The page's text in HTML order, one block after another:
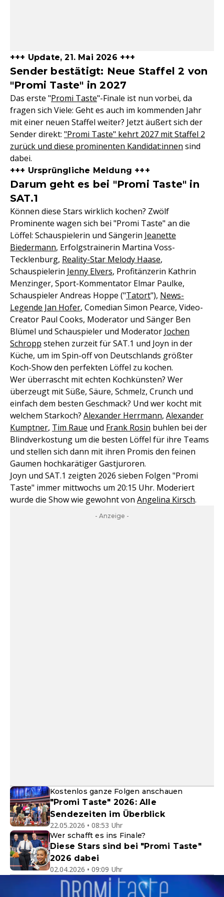
+++ Update, 21. Mai 2026 +++
Sender bestätigt: Neue Staffel 2 von
"Promi Taste" in 2027
Das erste "Promi Taste"-Finale ist nun vorbei, da
fragen sich Viele: Geht es auch im kommenden Jahr
mit einer neuen Staffel weiter? Jetzt äußert sich der
Sender direkt: "Promi Taste" kehrt 2027 mit Staffel 2
zurück und diese prominenten Kandidat:innen sind
dabei.
+++ Ursprüngliche Meldung +++
Darum geht es bei "Promi Taste" in
SAT.1
Können diese Stars wirklich kochen? Zwölf
Prominente wagen sich bei "Promi Taste" an die
Löffel: Schauspielerin und Sängerin Jeanette
Biedermann, Erfolgstrainerin Martina Voss-
Tecklenburg, Reality-Star Melody Haase,
Schauspielerin Jenny Elvers, Profitänzerin Kathrin
Menzinger, Sport-Kommentator Elmar Paulke,
Schauspieler Andreas Hoppe ("Tatort"), News-
Legende Jan Hofer, Comedian Simon Pearce, Video-
Creator Paul Cooks, Moderator und Sänger Ben
Blümel und Schauspieler und Moderator Jochen
Schropp stehen zurzeit für SAT.1 und Joyn in der
Küche, um im Spin-off von Deutschlands größter
Koch-Show den perfekten Löffel zu kochen.
Wer überrascht mit echten Kochkünsten? Wer
überzeugt mit Süße, Säure, Schmelz, Crunch und
einfach dem besten Geschmack? Und wer kocht mit
welchem Starkoch? Alexander Herrmann, Alexander
Kumptner, Tim Raue und Frank Rosin buhlen bei der
Blindverkostung um die besten Löffel für ihre Teams
und stellen sich dann mit ihren Promis den feinen
Gaumen hochkarätiger Gastjuroren.
Joyn und SAT.1 zeigten 2026 sieben Folgen "Promi
Taste" immer mittwochs um 20:15 Uhr. Moderiert
wurde die Show wie gewohnt von Angelina Kirsch.
- Anzeige -
Kostenlos ganze Folgen anschauen
"Promi Taste" 2026: Alle
Sendezeiten im Überblick
22.05.2026 • 08:53 Uhr
Wer schafft es ins Finale?
Diese Stars sind bei "Promi Taste"
2026 dabei
02.04.2026 • 09:09 Uhr